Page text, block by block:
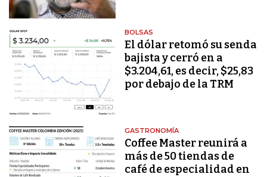
BOLSAS
El dólar retomó su senda
bajista y cerró en a
$3.204,61, es decir, $25,83
por debajo de la TRM
GASTRONOMÍA
Coffee Master reunirá a
más de 50 tiendas de
café de especialidad en